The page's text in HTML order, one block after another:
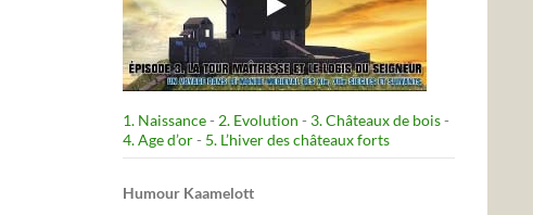
1. Naissance- 2. Evolution - 3. Châteaux de bois-
4. Age d’or- 5. L’hiver des châteaux forts
Humour Kaamelott